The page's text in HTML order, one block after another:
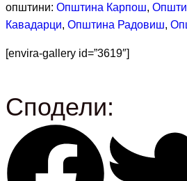
општини: Општина Карпош,
Кавадарци, Општина Радовиш,
[envira-gallery id=”3619″]
Сподели: